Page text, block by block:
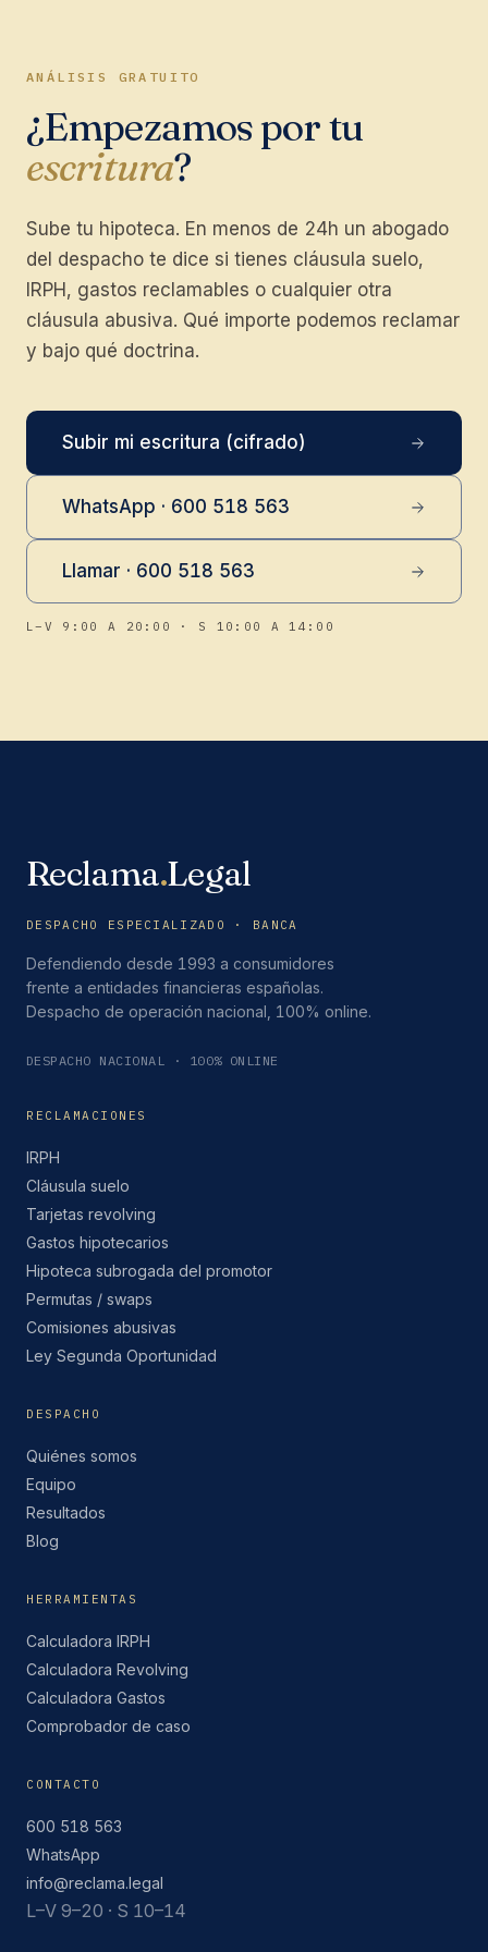
ANÁLISIS GRATUITO
¿Empezamos por tu
escritura?
Sube tu hipoteca. En menos de 24h un abogado
del despacho te dice si tienes cláusula suelo,
IRPH, gastos reclamables o cualquier otra
cláusula abusiva. Qué importe podemos reclamar
y bajo qué doctrina.
Subir mi escritura (cifrado)
WhatsApp · 600 518 563
Llamar · 600 518 563
L–V 9:00 A 20:00 · S 10:00 A 14:00
Reclama.Legal
DESPACHO ESPECIALIZADO · BANCA
Defendiendo desde 1993 a consumidores
frente a entidades financieras españolas.
Despacho de operación nacional, 100% online.
DESPACHO NACIONAL · 100% ONLINE
RECLAMACIONES
IRPH
Cláusula suelo
Tarjetas revolving
Gastos hipotecarios
Hipoteca subrogada del promotor
Permutas / swaps
Comisiones abusivas
Ley Segunda Oportunidad
DESPACHO
Quiénes somos
Equipo
Resultados
Blog
HERRAMIENTAS
Calculadora IRPH
Calculadora Revolving
Calculadora Gastos
Comprobador de caso
CONTACTO
600 518 563
WhatsApp
info@reclama.legal
L–V 9–20 · S 10–14